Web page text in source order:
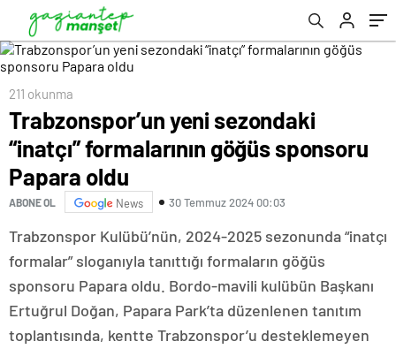
211 okunma
Trabzonspor’un yeni sezondaki
“inatçı” formalarının göğüs sponsoru
Papara oldu
ABONE OL News 30 Temmuz 2024 00:03
Trabzonspor Kulübü’nün, 2024-2025 sezonunda “inatçı
formalar” sloganıyla tanıttığı formaların göğüs
sponsoru Papara oldu. Bordo-mavili kulübün Başkanı
Ertuğrul Doğan, Papara Park’ta düzenlenen tanıtım
toplantısında, kentte Trabzonspor’u desteklemeyen